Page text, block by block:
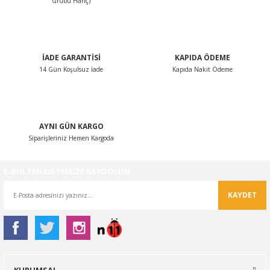
İADE GARANTİSİ
14 Gün Koşulsuz İade
KAPIDA ÖDEME
Kapıda Nakit Ödeme
AYNI GÜN KARGO
Siparişleriniz Hemen Kargoda
KAYDET